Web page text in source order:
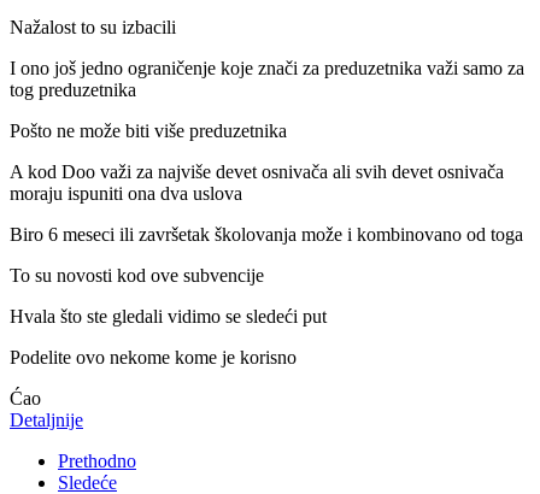
Nažalost to su izbacili
I ono još jedno ograničenje koje znači za preduzetnika važi samo za
tog preduzetnika
Pošto ne može biti više preduzetnika
A kod Doo važi za najviše devet osnivača ali svih devet osnivača
moraju ispuniti ona dva uslova
Biro 6 meseci ili završetak školovanja može i kombinovano od toga
To su novosti kod ove subvencije
Hvala što ste gledali vidimo se sledeći put
Podelite ovo nekome kome je korisno
Ćao
Detaljnije
Prethodno
Sledeće